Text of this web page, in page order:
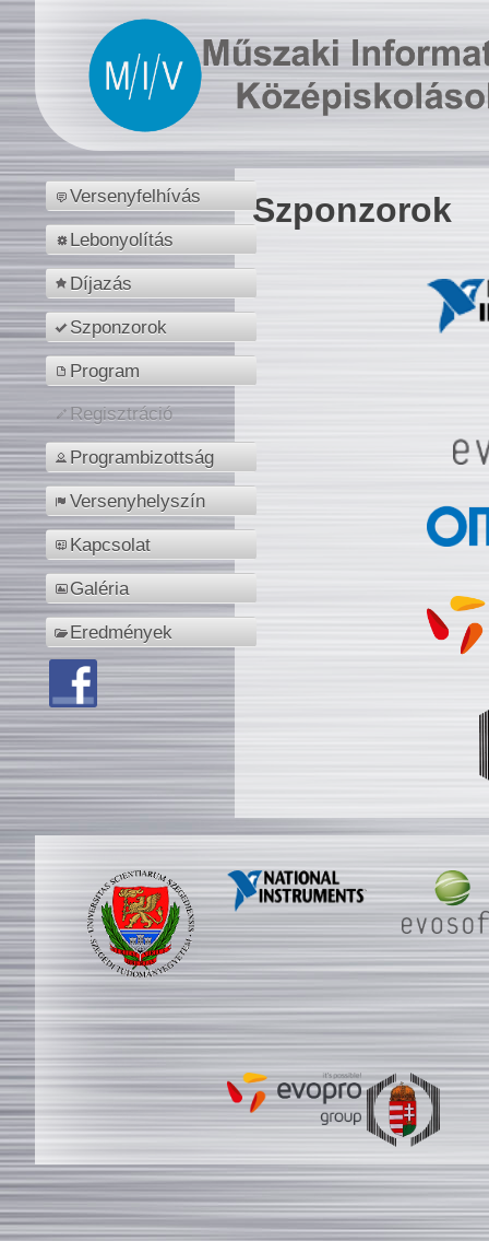
Versenyfelhívás
Lebonyolítás
Díjazás
Szponzorok
Program
Regisztráció
Programbizottság
Versenyhelyszín
Kapcsolat
Galéria
Eredmények
Szponzorok